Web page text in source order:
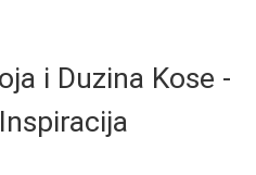
i Duzina Kose -